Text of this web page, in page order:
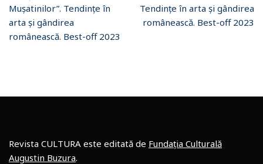
Mușatinilor”. Tendințe în
arta și gândirea
românească. Best-off 2023
Tendințe în arta și gândirea
românească. Best-off 2023
Revista CULTURA este editată de Fundația Culturală
Augustin Buzura.